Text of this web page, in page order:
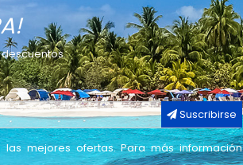
Suscribirse
mejores ofertas. Para más información